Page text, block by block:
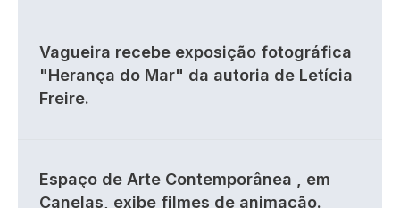
Vagueira recebe exposição fotográfica
"Herança do Mar" da autoria de Letícia
Freire.
Espaço de Arte Contemporânea , em
Canelas, exibe filmes de animação.